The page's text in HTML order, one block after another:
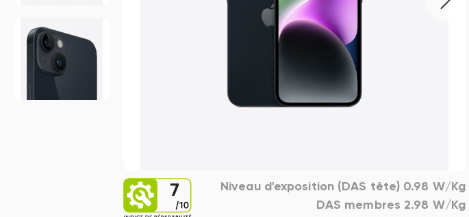
7
Niveau d'exposition (DAS tête) 0.98 W/Kg
DAS membres 2.98 W/Kg